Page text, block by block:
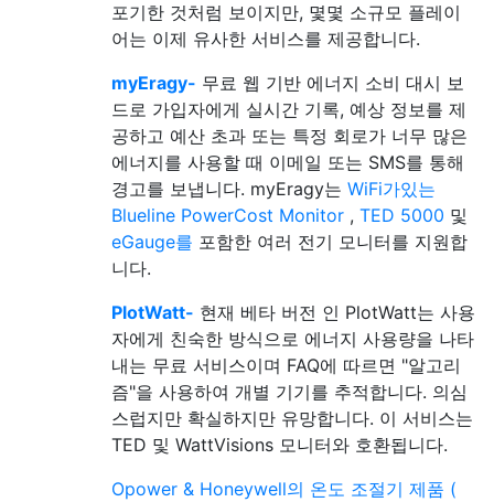
포기한 것처럼 보이지만, 몇몇 소규모 플레이
어는 이제 유사한 서비스를 제공합니다.
myEragy- 무료 웹 기반 에너지 소비 대시 보
드로 가입자에게 실시간 기록, 예상 정보를 제
공하고 예산 초과 또는 특정 회로가 너무 많은
에너지를 사용할 때 이메일 또는 SMS를 통해
경고를 보냅니다. myEragy는 WiFi가있는
Blueline PowerCost Monitor , TED 5000 및
eGauge를 포함한 여러 전기 모니터를 지원합
니다.
PlotWatt- 현재 베타 버전 인 PlotWatt는 사용
자에게 친숙한 방식으로 에너지 사용량을 나타
내는 무료 서비스이며 FAQ에 따르면 "알고리
즘"을 사용하여 개별 기기를 추적합니다. 의심
스럽지만 확실하지만 유망합니다. 이 서비스는
TED 및 WattVisions 모니터와 호환됩니다.
Opower & Honeywell의 온도 조절기 제품 (